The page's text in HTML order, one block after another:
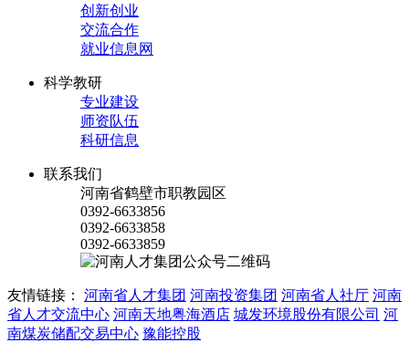
创新创业
交流合作
就业信息网
科学教研
专业建设
师资队伍
科研信息
联系我们
河南省鹤壁市职教园区
0392-6633856
0392-6633858
0392-6633859
友情链接： 河南省人才集团 河南投资集团 河南省人社厅 河南
省人才交流中心 河南天地粤海酒店 城发环境股份有限公司 河
南煤炭储配交易中心 豫能控股